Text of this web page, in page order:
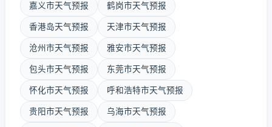
嘉义市天气预报 鹤岗市天气预报
香港岛天气预报 天津市天气预报
沧州市天气预报 雅安市天气预报
包头市天气预报 东莞市天气预报
怀化市天气预报 呼和浩特市天气预报
贵阳市天气预报 乌海市天气预报